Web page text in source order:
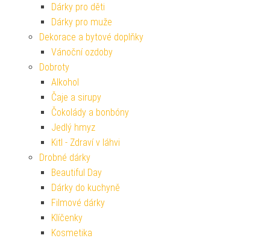
Dárky pro děti
Dárky pro muže
Dekorace a bytové doplňky
Vánoční ozdoby
Dobroty
Alkohol
Čaje a sirupy
Čokolády a bonbóny
Jedlý hmyz
Kitl - Zdraví v láhvi
Drobné dárky
Beautiful Day
Dárky do kuchyně
Filmové dárky
Klíčenky
Kosmetika